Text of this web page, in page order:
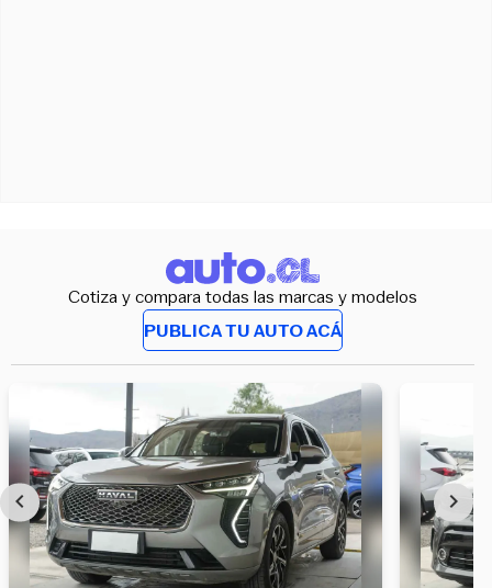
Cotiza y compara todas las marcas y modelos
PUBLICA TU AUTO ACÁ